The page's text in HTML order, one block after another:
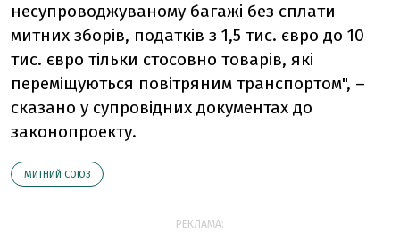
несупроводжуваному багажі без сплати
митних зборів, податків з 1,5 тис. євро до 10
тис. євро тільки стосовно товарів, які
переміщуються повітряним транспортом", –
сказано у супровідних документах до
законопроекту.
МИТНИЙ СОЮЗ
РЕКЛАМА: